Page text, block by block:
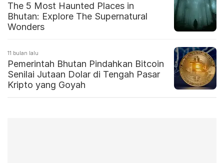
The 5 Most Haunted Places in
Bhutan: Explore The Supernatural
Wonders
11 bulan lalu
Pemerintah Bhutan Pindahkan Bitcoin
Senilai Jutaan Dolar di Tengah Pasar
Kripto yang Goyah